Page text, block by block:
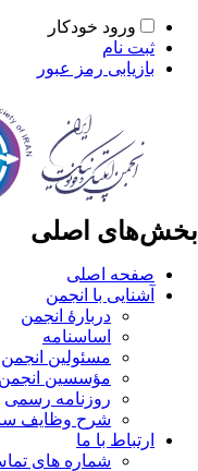
ورود خودکار
ثبت نام
بازیابی رمز عبور
بخش‌های اصلی
صفحه اصلی
آشنایی با انجمن
دربارۀ انجمن
اساسنامه
مسئولین انجمن
مؤسسین انجمن
روزنامه رسمی
شرح وظایف
ارتباط با ما
شماره های